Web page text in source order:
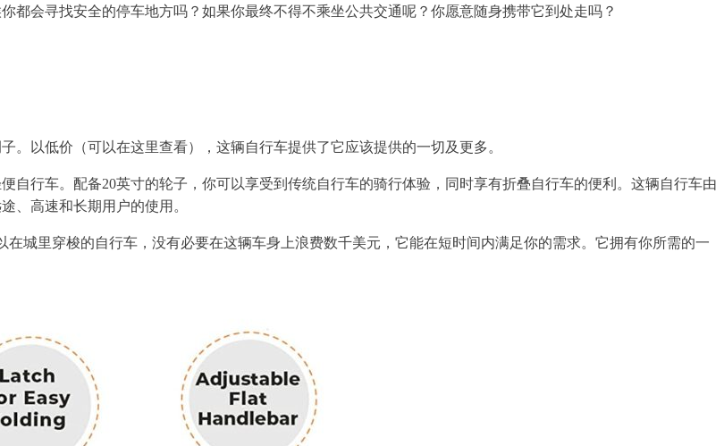
都会寻找安全的停车地方吗？如果你最终不得不乘坐公共交通呢？你愿意随身携带它到处走吗？
以低价（可以在这里查看），这辆自行车提供了它应该提供的一切及更多。
自行车。配备20英寸的轮子，你可以享受到传统自行车的骑行体验，同时享有折叠自行车的便利。这辆自行车由
、高速和长期用户的使用。
城里穿梭的自行车，没有必要在这辆车身上浪费数千美元，它能在短时间内满足你的需求。它拥有你所需的一